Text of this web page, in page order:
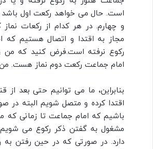
است. حال می خواهد رکعت اول
و چهارم. در هر کدام از رکعات
مجاز به اقتدا و اتصال هستیم که
رکوع نرفته است.فرض کنید که من
امام جماعت رکعت دوم نماز هست. من
بنابراین، ما می توانیم حتی بعد از
اقتدا کرده و متصل شویم البته در
باشیم که امام جماعت تا زمانی که
مشغول به گفتن ذکر رکوع می
دارد. در صورتی که در حین رفتن به